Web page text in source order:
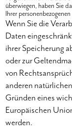
überwiegen, haben Sie
Ihrer
Wenn Sie die
Daten
ihrer Speicherung
oder zur
von
anderen
Gründen eines
Europäischen
werden.